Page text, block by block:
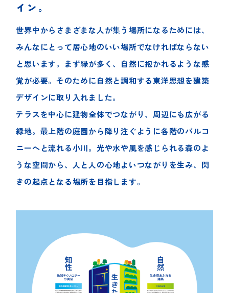
イン。
世界中からさまざまな人が集う場所になるためには、
みんなにとって居心地のいい場所でなければならない
と思います。まず緑が多く、自然に抱かれるような感
覚が必要。そのために自然と調和する東洋思想を建築
デザインに取り入れました。
テラスを中心に建物全体でつながり、周辺にも広がる
緑地。最上階の庭園から降り注ぐように各階のバルコ
ニーへと流れる小川。光や水や風を感じられる森のよ
うな空間から、人と人の心地よいつながりを生み、閃
きの起点となる場所を目指します。